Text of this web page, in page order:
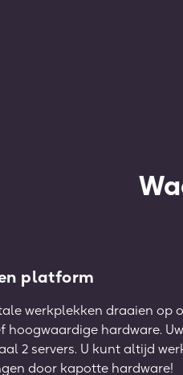
platform
werkplekken draaien op
hoogwaardige hardware.
2 servers. U kunt altijd
door kapotte hardware!